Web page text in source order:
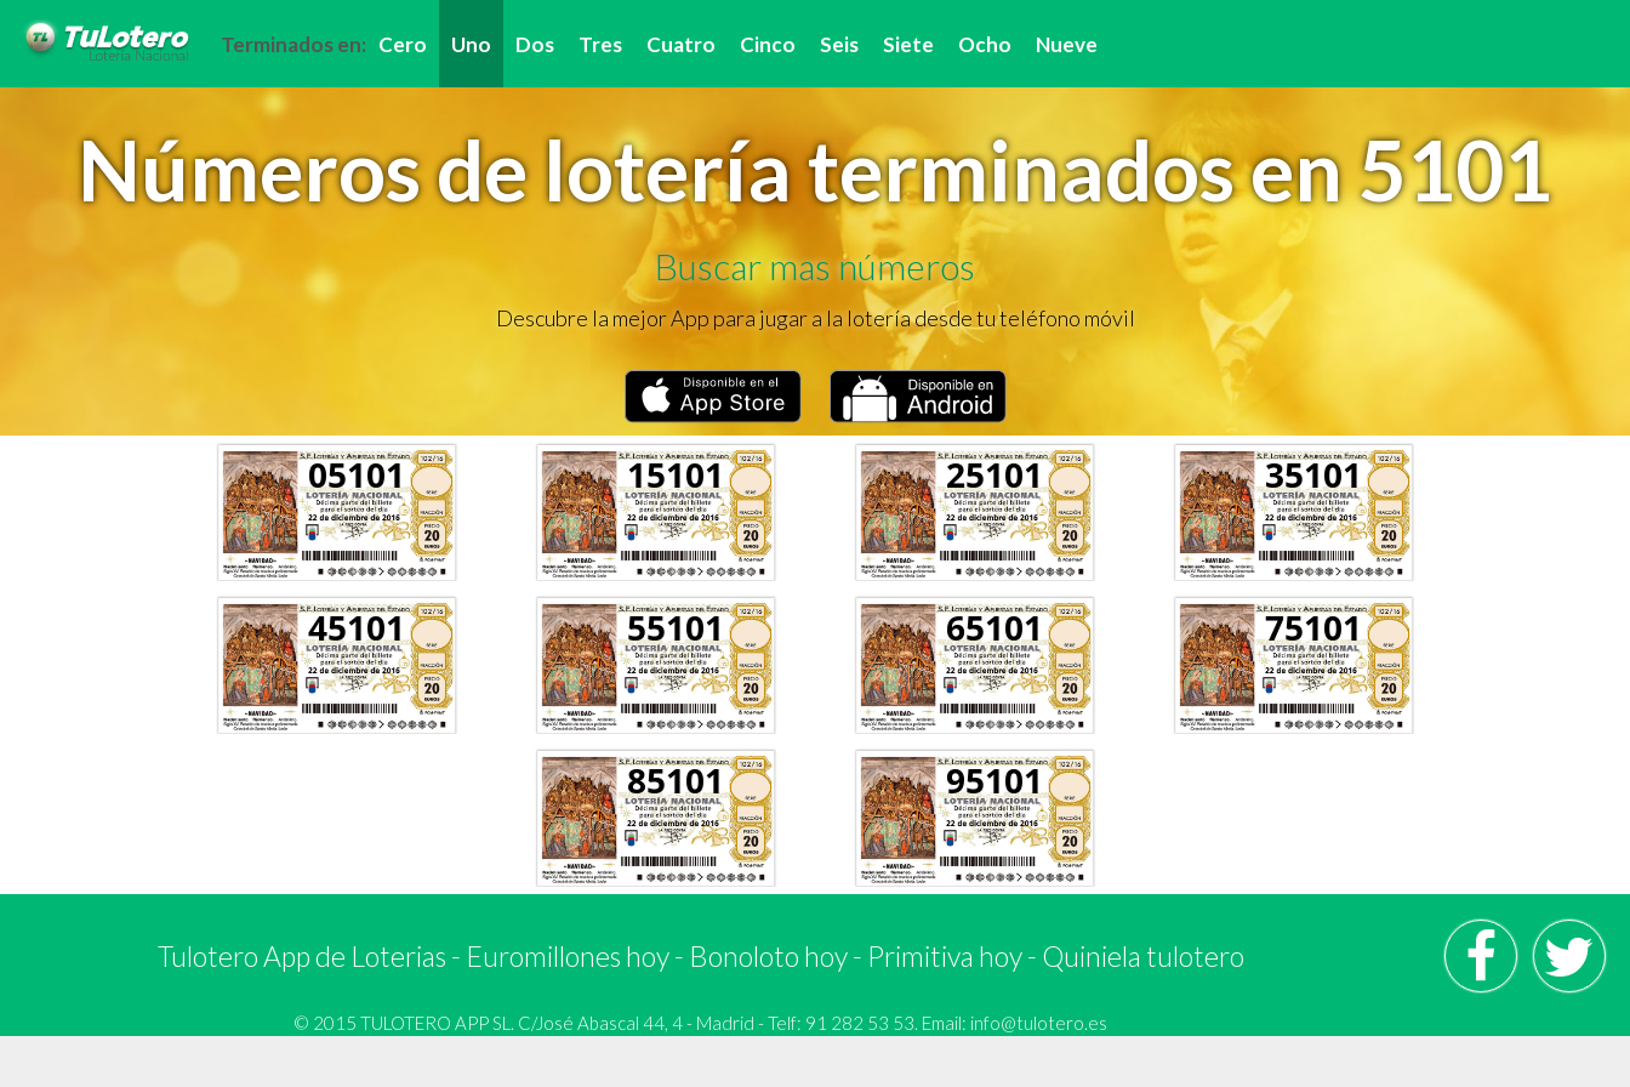
Terminados en: Cero Uno Dos Tres Cuatro Cinco Seis Siete Ocho Nueve
Números de lotería terminados en 5101
Buscar mas números
Descubre la mejor App para jugar a la lotería desde tu teléfono móvil
05101 15101 25101 35101
45101 55101 65101 75101
85101 95101
Tulotero App de Loterias - Euromillones hoy- Bonoloto hoy- Primitiva hoy- Quiniela tulotero
© 2015 TULOTERO APP SL. C/José Abascal 44, 4 - Madrid - Telf: 91 282 53 53. Email: info@tulotero.es